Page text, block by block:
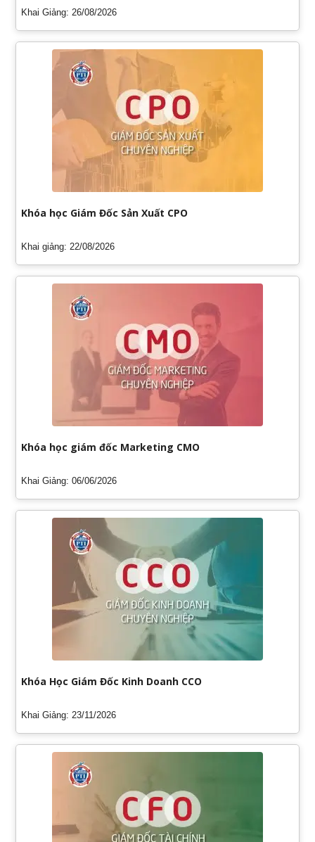
Khai Giảng: 26/08/2026
Khóa học Giám Đốc Sản Xuất CPO
Khai giảng: 22/08/2026
Khóa học giám đốc Marketing CMO
Khai Giảng: 06/06/2026
Khóa Học Giám Đốc Kinh Doanh CCO
Khai Giảng: 23/11/2026